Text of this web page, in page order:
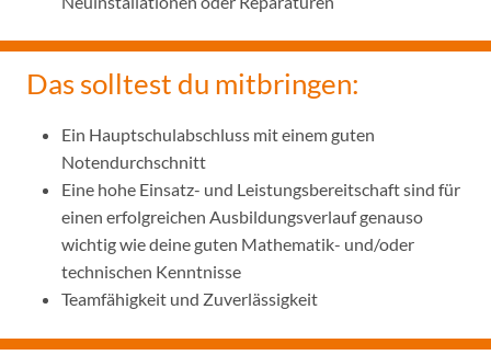
Das solltest du mitbringen:
Ein Hauptschulabschluss mit einem guten
Notendurchschnitt
Eine hohe Einsatz- und Leistungsbereitschaft sind für
einen erfolgreichen Ausbildungsverlauf genauso
wichtig wie deine guten Mathematik- und/oder
technischen Kenntnisse
Teamfähigkeit und Zuverlässigkeit